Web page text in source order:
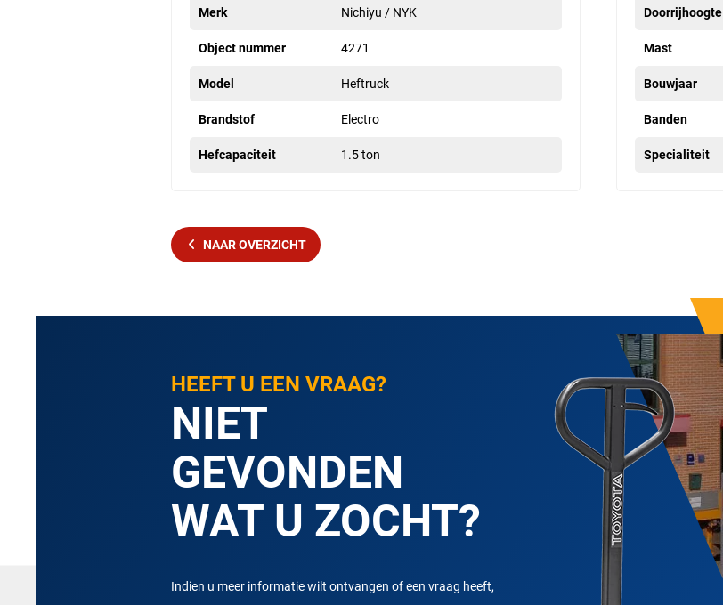
Merk Nichiyu / NYK
Object nummer 4271
Model Heftruck
Brandstof Electro
Hefcapaciteit 1.5 ton
Doorrijhoogte
Mast
Bouwjaar
Banden
Specialiteit
NAAR OVERZICHT
HEEFT U EEN VRAAG?
NIET
GEVONDEN
WAT U ZOCHT?
Indien u meer informatie wilt ontvangen of een vraag heeft,